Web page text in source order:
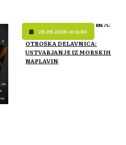
28.08.2026 ob11:00
OTROŠKA DELAVNICA:
USTVARJANJE IZ MORSKIH
NAPLAVIN